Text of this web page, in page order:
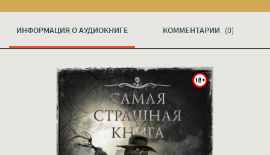
ИНФОРМАЦИЯ О АУДИОКНИГЕ КОММЕНТАРИИ (0)